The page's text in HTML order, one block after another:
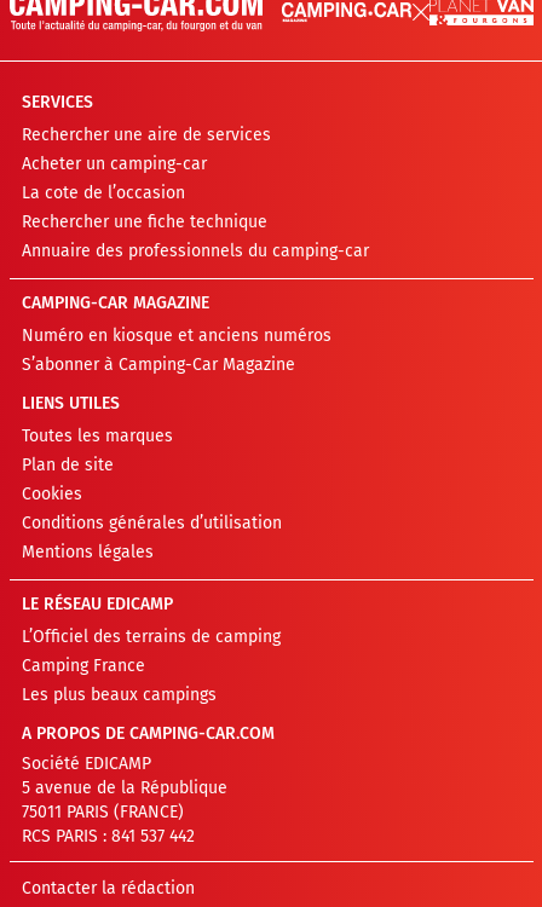
SERVICES
Rechercher une aire de services
Acheter un camping-car
La cote de l’occasion
Rechercher une fiche technique
Annuaire des professionnels du camping-car
CAMPING-CAR MAGAZINE
Numéro en kiosque et anciens numéros
S’abonner à Camping-Car Magazine
LIENS UTILES
Toutes les marques
Plan de site
Cookies
Conditions générales d’utilisation
Mentions légales
LE RÉSEAU EDICAMP
L’Officiel des terrains de camping
Camping France
Les plus beaux campings
A PROPOS DE CAMPING-CAR.COM
Société EDICAMP
5 avenue de la République
75011 PARIS (FRANCE)
RCS PARIS : 841 537 442
Contacter la rédaction